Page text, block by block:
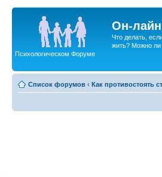
Он-
Что делать,
жить? Можно ли
Психологическом Форуме
Список форумов ‹ Как противостоять